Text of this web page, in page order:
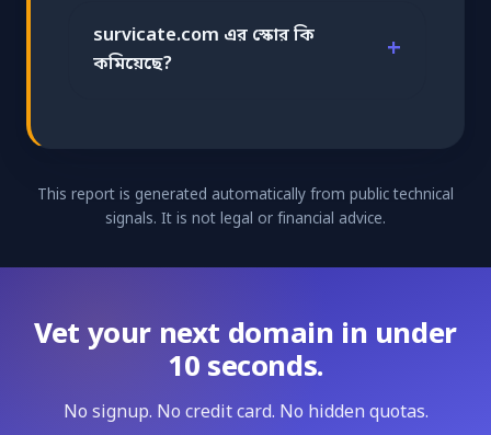
survicate.com এর স্কোর কি
কমিয়েছে?
This report is generated automatically from public technical
signals. It is not legal or financial advice.
Vet your next domain in under
10 seconds.
No signup. No credit card. No hidden quotas.